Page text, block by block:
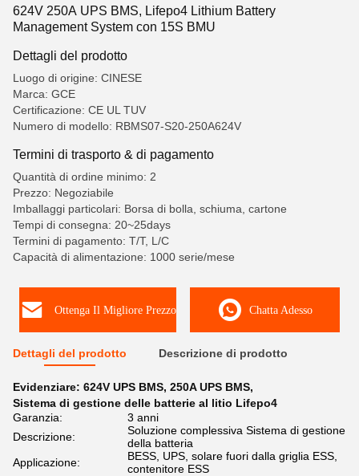
624V 250A UPS BMS, Lifepo4 Lithium Battery
Management System con 15S BMU
Dettagli del prodotto
Luogo di origine: CINESE
Marca: GCE
Certificazione: CE UL TUV
Numero di modello: RBMS07-S20-250A624V
Termini di trasporto & di pagamento
Quantità di ordine minimo: 2
Prezzo: Negoziabile
Imballaggi particolari: Borsa di bolla, schiuma, cartone
Tempi di consegna: 20~25days
Termini di pagamento: T/T, L/C
Capacità di alimentazione: 1000 serie/mese
Ottenga Il Migliore Prezzo Chatta Adesso
Dettagli del prodotto Descrizione di prodotto
Evidenziare: 624V UPS BMS, 250A UPS BMS,
Sistema di gestione delle batterie al litio Lifepo4
Garanzia:
3 anni
Descrizione:
Soluzione complessiva Sistema di gestione
della batteria
Applicazione:
BESS, UPS, solare fuori dalla griglia ESS,
contenitore ESS